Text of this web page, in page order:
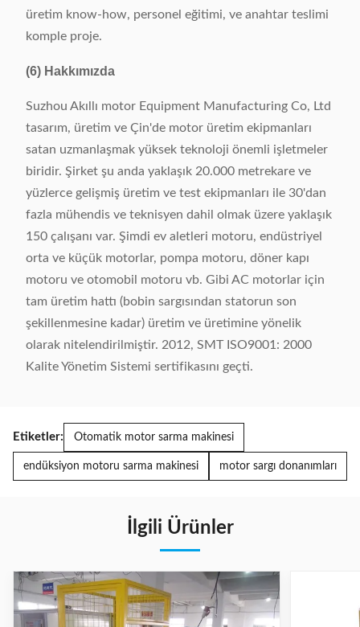
üretim know-how, personel eğitimi, ve anahtar teslimi
komple proje.
(6) Hakkımızda
Suzhou Akıllı motor Equipment Manufacturing Co, Ltd
tasarım, üretim ve Çin'de motor üretim ekipmanları
satan uzmanlaşmak yüksek teknoloji önemli işletmeler
biridir. Şirket şu anda yaklaşık 20.000 metrekare ve
yüzlerce gelişmiş üretim ve test ekipmanları ile 30'dan
fazla mühendis ve teknisyen dahil olmak üzere yaklaşık
150 çalışanı var. Şimdi ev aletleri motoru, endüstriyel
orta ve küçük motorlar, pompa motoru, döner kapı
motoru ve otomobil motoru vb. Gibi AC motorlar için
tam üretim hattı (bobin sargısından statorun son
şekillenmesine kadar) üretim ve üretimine yönelik
olarak nitelendirilmiştir. 2012, SMT ISO9001: 2000
Kalite Yönetim Sistemi sertifikasını geçti.
Etiketler: Otomatik motor sarma makinesi
endüksiyon motoru sarma makinesi motor sargı donanımları
İlgili Ürünler